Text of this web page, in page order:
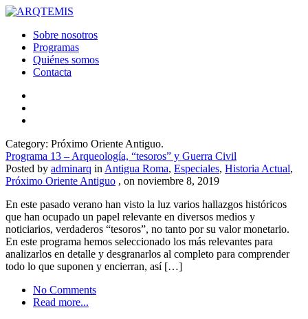
Sobre nosotros
Programas
Quiénes somos
Contacta
Category: Próximo Oriente Antiguo.
Programa 13 – Arqueología, “tesoros” y Guerra Civil
Posted by adminarq in Antigua Roma, Especiales, Historia Actual,
Próximo Oriente Antiguo , on noviembre 8, 2019
En este pasado verano han visto la luz varios hallazgos históricos
que han ocupado un papel relevante en diversos medios y
noticiarios, verdaderos “tesoros”, no tanto por su valor monetario.
En este programa hemos seleccionado los más relevantes para
analizarlos en detalle y desgranarlos al completo para comprender
todo lo que suponen y encierran, así […]
No Comments
Read more...